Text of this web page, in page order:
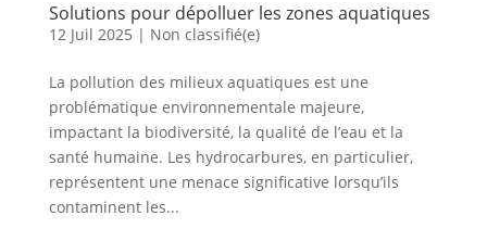
Solutions pour dépolluer les zones aquatiques
12 Juil 2025 | Non classifié(e)
La pollution des milieux aquatiques est une
problématique environnementale majeure,
impactant la biodiversité, la qualité de l’eau et la
santé humaine. Les hydrocarbures, en particulier,
représentent une menace significative lorsqu’ils
contaminent les...